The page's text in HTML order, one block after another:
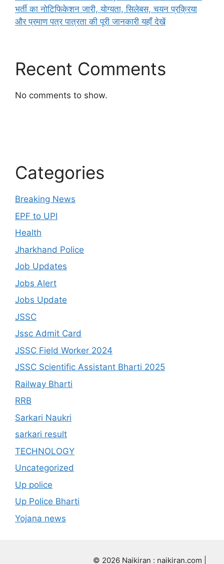
भर्ती का नोटिफिकेशन जारी, योग्यता, सिलेबस, चयन प्रक्रिया
और प्रमाण पत्र पात्रता की पूरी जानकारी यहाँ देखें
Recent Comments
No comments to show.
Categories
Breaking News
EPF to UPI
Health
Jharkhand Police
Job Updates
Jobs Alert
Jobs Update
JSSC
Jssc Admit Card
JSSC Field Worker 2024
JSSC Scientific Assistant Bharti 2025
Railway Bharti
RRB
Sarkari Naukri
sarkari result
TECHNOLOGY
Uncategorized
Up police
Up Police Bharti
Yojana news
© 2026 Naikiran : naikiran.com |